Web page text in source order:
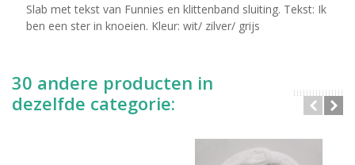
Slab met tekst van Funnies en klittenband sluiting. Tekst: Ik
ben een ster in knoeien. Kleur: wit/ zilver/ grijs
30 andere producten in
dezelfde categorie: